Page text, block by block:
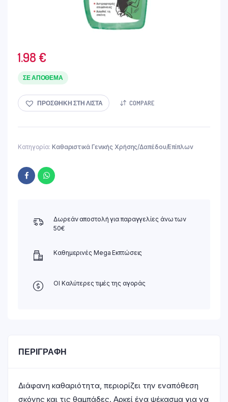
1.98 €
ΣΕ ΑΠΌΘΕΜΑ
ΠΡΟΣΘΉΚΗ ΣΤΗ ΛΊΣΤΑ COMPARE
Κατηγορία: Καθαριστικά Γενικής Χρήσης/Δαπέδου/Επίπλων
Δωρεάν αποστολή για παραγγελίες άνω των
50€
Καθημερινές Mega Εκπτώσεις
ΟΙ Καλύτερες τιμές της αγοράς
ΠΕΡΙΓΡΑΦΉ
Διάφανη καθαριότητα, περιορίζει την εναπόθεση
σκόνης και τις θαμπάδες. Αρκεί ένα ψέκασμα για να